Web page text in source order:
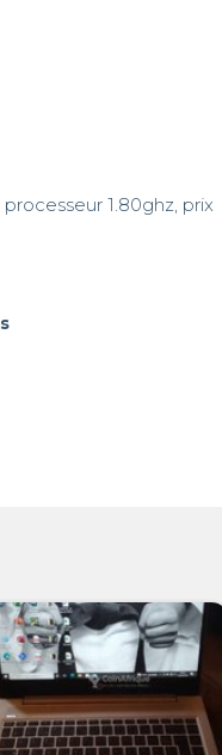
1.80ghz, prix